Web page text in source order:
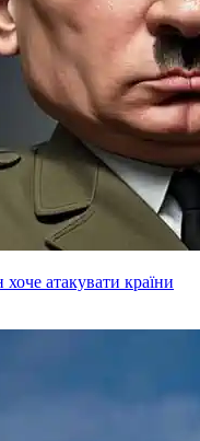
атакувати країни